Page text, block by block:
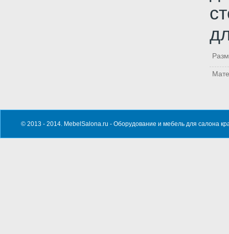
© 2013 - 2014. MebelSalona.ru - Оборудование и мебель для салона